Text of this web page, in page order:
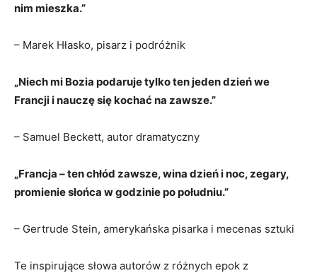
nim mieszka.”
– Marek Hłasko, pisarz i podróżnik
„Niech mi Bozia podaruje tylko ten jeden dzień we
Francji​ i nauczę się kochać na zawsze.”
– Samuel Beckett, autor dramatyczny
„Francja – ten chłód‍ zawsze, wina dzień i noc, ​zegary,
promienie słońca w godzinie po południu.”
– Gertrude‌ Stein, ⁢amerykańska pisarka i mecenas ​sztuki
Te inspirujące słowa autorów z ⁤różnych ‌epok z